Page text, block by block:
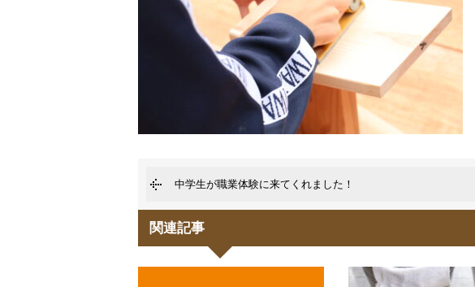
中学生が職業体験に来てくれました！
関連記事